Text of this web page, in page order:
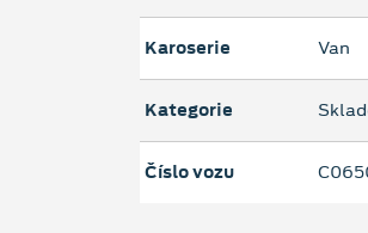
Karoserie Van
Kategorie
Číslo vozu